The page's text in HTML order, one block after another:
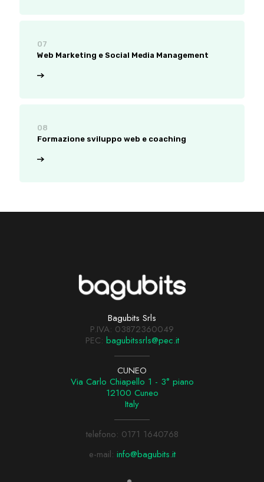
07
Web Marketing e Social Media Management
08
Formazione sviluppo web e coaching
Bagubits Srls
P.IVA: 03872360049
PEC: bagubitssrls@pec.it
CUNEO
Via Carlo Chiapello 1 - 3° piano
12100 Cuneo
Italy
telefono: 0171 1640768
e-mail: info@bagubits.it